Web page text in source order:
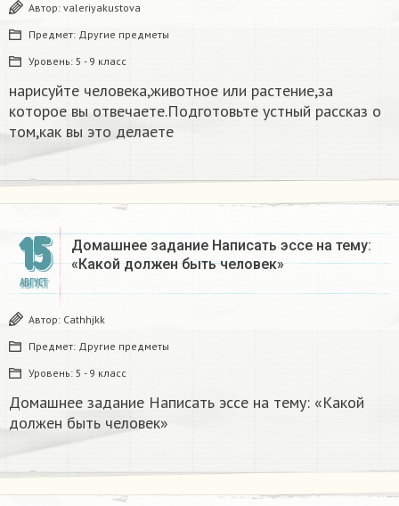
Автор: valeriyakustova
Предмет: Другие предметы
Уровень: 5 - 9 класс
нарисуйте человека,животное или растение,за
которое вы отвечаете.Подготовьте устный рассказ о
том,как вы это делаете​
15
АВГУСТ
Домашнее задание Написать эссе на тему:
«Какой должен быть человек»​
Автор: Cathhjkk
Предмет: Другие предметы
Уровень: 5 - 9 класс
Домашнее задание Написать эссе на тему: «Какой
должен быть человек»​